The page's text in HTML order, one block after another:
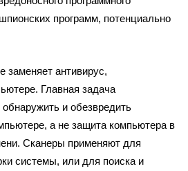
программ, потенциально
заменяет антивирус,
Главная задача
обнаружить и обезвредить
а не защита компьютера в
Сканеры применяют для
системы, или для поиска и